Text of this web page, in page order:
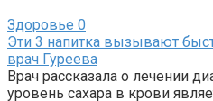
Здоровье 0
Эти 3 напитка вызывают
врач Гуреева
Врач рассказала о лечении
уровень сахара в крови